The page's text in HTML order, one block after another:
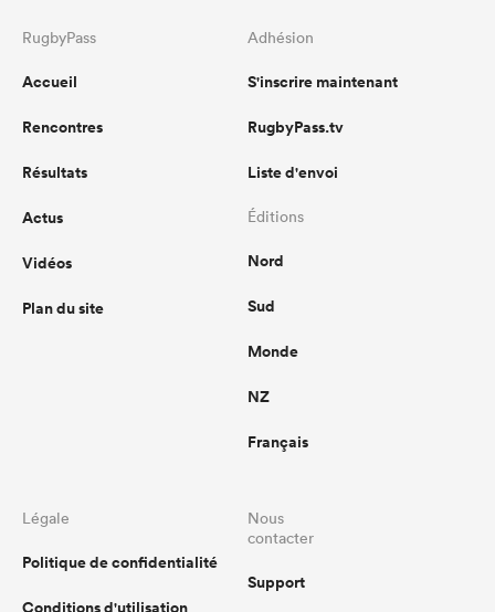
RugbyPass
Accueil
Rencontres
Résultats
Actus
Vidéos
Plan du site
Adhésion
S'inscrire maintenant
RugbyPass.tv
Liste d'envoi
Éditions
Nord
Sud
Monde
NZ
Français
Légale
Politique de confidentialité
Nous
contacter
Support